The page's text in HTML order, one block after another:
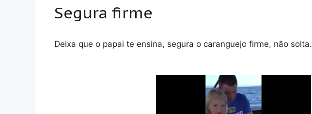
Segura firme
Deixa que o papai te ensina, segura o caranguejo firme, não solta.